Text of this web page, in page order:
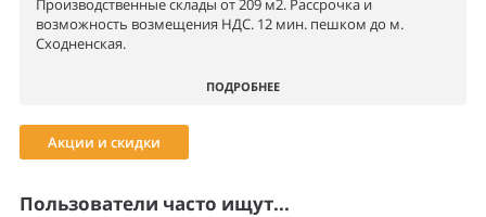
возможность возмещения НДС. 12 мин. пешком до м.
Сходненская.
ПОДРОБНЕЕ
Акции и скидки
Пользователи часто ищут...